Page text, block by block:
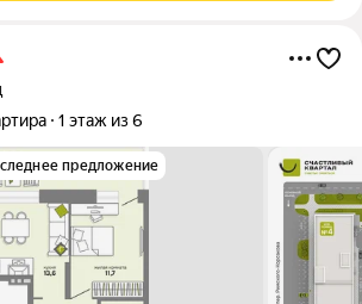
1 этаж из 6
предложение